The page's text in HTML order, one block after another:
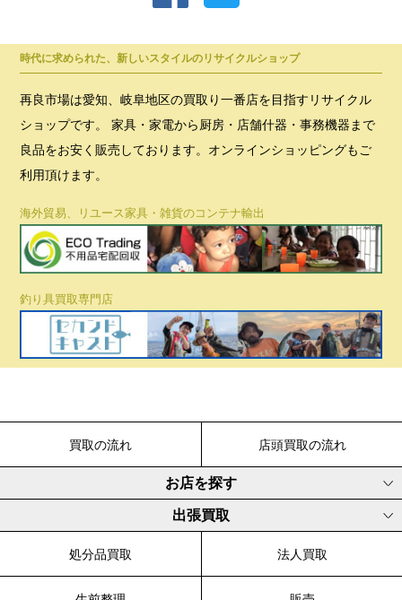
時代に求められた、新しいスタイルのリサイクルショップ
再良市場は愛知、岐阜地区の買取り一番店を目指すリサイクル
ショップです。 家具・家電から厨房・店舗什器・事務機器まで
良品をお安く販売しております。オンラインショッピングもご
利用頂けます。
海外貿易、リユース家具・雑貨のコンテナ輸出
釣り具買取専門店
買取の流れ 店頭買取の流れ
お店を探す
出張買取
処分品買取 法人買取